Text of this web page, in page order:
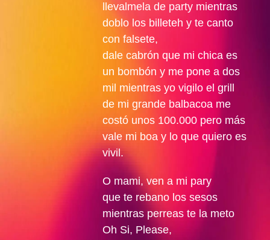
llevalmela de party mientras
doblo los billeteh y te canto
con falsete,
dale cabrón que mi chica es
un bombón y me pone a dos
mil mientras yo vigilo el grill
de mi grande balbacoa me
costó unos 100.000 pero más
vale mi boa y lo que quiero es
vivil.
O mami, ven a mi pary
que te rebano los sesos
mientras perreas te la meto
Oh Si, Please,